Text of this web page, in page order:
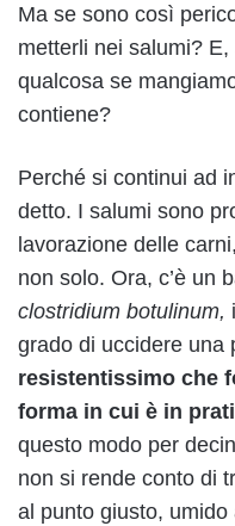
Ma se sono così
metterli nei salumi?
qualcosa se
contiene?
Perché si continui ad
detto. I salumi sono
lavorazione delle
non solo. Ora, c’è un
clostridium botulinum,
grado di uccidere una
resistentissimo che
forma in cui è in
questo modo per
non si rende conto di
al punto giusto,